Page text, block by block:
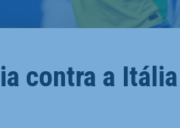
contra a Itália